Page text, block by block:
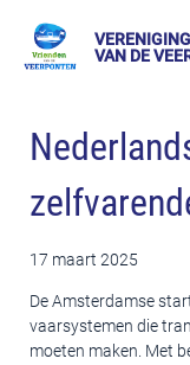
VAN DE
17 maart 2025
De Amsterdamse
vaarsystemen die
moeten maken. Met